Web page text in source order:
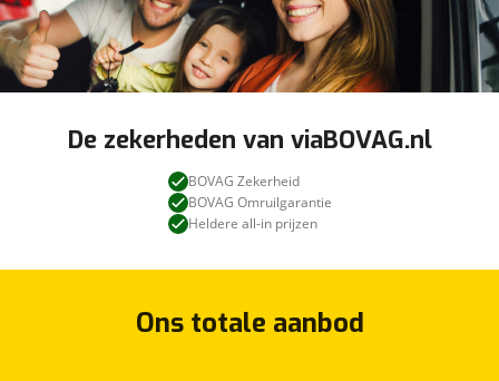
De zekerheden van viaBOVAG.nl
BOVAG Zekerheid
BOVAG Omruilgarantie
Heldere all-in prijzen
Ons totale aanbod